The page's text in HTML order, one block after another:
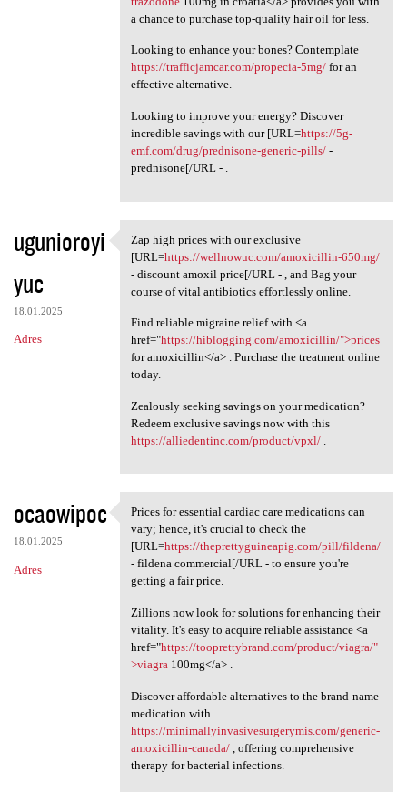
a chance to purchase top-quality hair oil for less.
Looking to enhance your bones? Contemplate
https://trafficjamcar.com/propecia-5mg/for an
effective alternative.
Looking to improve your energy? Discover
incredible savings with our [URL=https://5g-
emf.com/drug/prednisone-generic-pills/-
prednisone[/URL - .
ugunioroyi
yuc
18.01.2025
Adres
Zap high prices with our
Zap high prices with our exclusive
[URL=https://wellnowuc.com/amoxicillin-650mg/
- discount amoxil price[/URL - , and Bag your
course of vital antibiotics effortlessly online.
Find reliable migraine relief with <a
href="https://hiblogging.com/amoxicillin/">prices
for amoxicillin</a> . Purchase the treatment online
today.
Zealously seeking savings on your medication?
Redeem exclusive savings now with this
https://alliedentinc.com/product/vpxl/.
ocaowipoc
18.01.2025
Adres
Prices for essential cardiac
Prices for essential cardiac care medications can
vary; hence, it's crucial to check the
[URL=https://theprettyguineapig.com/pill/fildena/
- fildena commercial[/URL - to ensure you're
getting a fair price.
Zillions now look for solutions for enhancing their
vitality. It's easy to acquire reliable assistance <a
href="https://tooprettybrand.com/product/viagra/"
>viagra100mg</a> .
Discover affordable alternatives to the brand-name
medication with
https://minimallyinvasivesurgerymis.com/generic-
amoxicillin-canada/, offering comprehensive
therapy for bacterial infections.